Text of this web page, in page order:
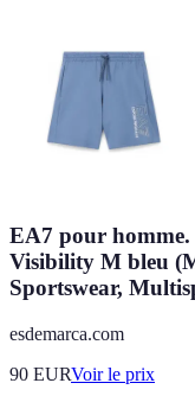
EA7 pour
Visibility M bleu
Sportswear,
esdemarca.com
90 EURVoir le prix